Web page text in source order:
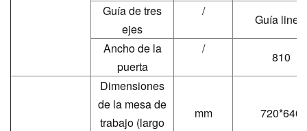
Guía de tres
ejes
/
Guía lineal
Ancho de la
puerta
/
810
Dimensiones
de la mesa de
trabajo (largo
mm 720*640